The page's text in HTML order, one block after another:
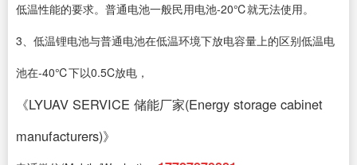
低温性能的要求。普通电池一般民用电池-20℃就无法使用。
3、低温锂电池与普通电池在低温环境下放电容量上的区别低温电
池在-40℃下以0.5C放电，
《LYUAV SERVICE 储能厂家(Energy storage cabinet
manufacturers)》